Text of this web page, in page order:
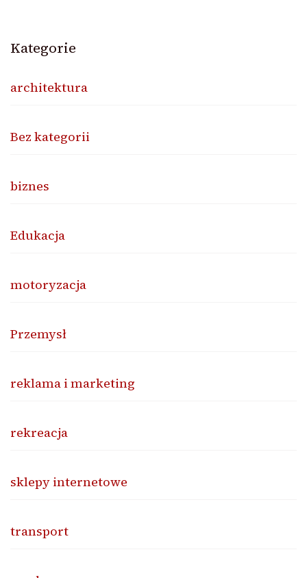
Kategorie
architektura
Bez kategorii
biznes
Edukacja
motoryzacja
Przemysł
reklama i marketing
rekreacja
sklepy internetowe
transport